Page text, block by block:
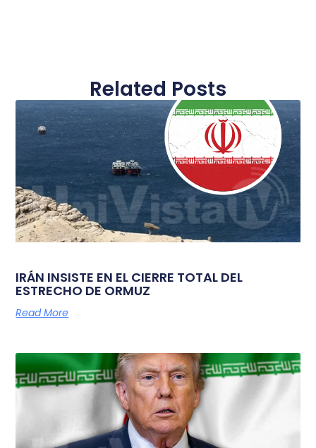
Related Posts
IRÁN INSISTE EN EL CIERRE TOTAL DEL
ESTRECHO DE ORMUZ
Read More